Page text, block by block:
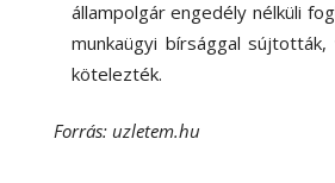
állampolgár engedély nélküli
munkaügyi bírsággal
kötelezték.
Forrás: uzletem.hu